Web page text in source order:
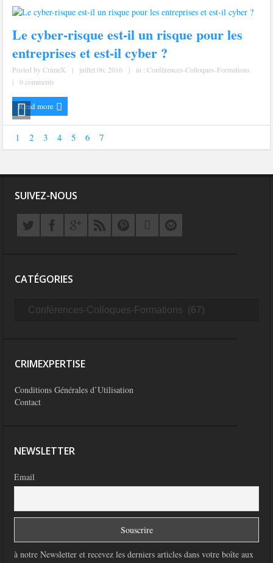
Le cyber-risque est-il un risque pour les
entreprises et est-il cyber ?
Posted byCrimeX | juillet 06, 2016 | in :Conférences-Colloques-Formations
|
0 comments
Read more
1 2 3 4 5 6 7
SUIVEZ-NOUS
CATÉGORIES
CRIMEXPERTISE
Conditions Générales d’Utilisation
Contact
NEWSLETTER
Email
à notre Newsletter et recevez les derniers articles dans votre boîte aux